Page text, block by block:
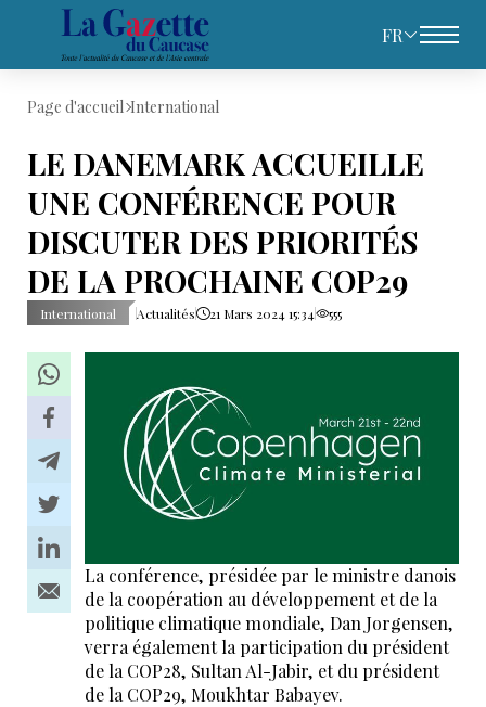
FR
Page d'accueil International
LE DANEMARK ACCUEILLE
UNE CONFÉRENCE POUR
DISCUTER DES PRIORITÉS
DE LA PROCHAINE COP29
International Actualités 21 Mars 2024 15:34 555
La conférence, présidée par le ministre danois
de la coopération au développement et de la
politique climatique mondiale, Dan Jorgensen,
verra également la participation du président
de la COP28, Sultan Al-Jabir, et du président
de la COP29, Moukhtar Babayev.